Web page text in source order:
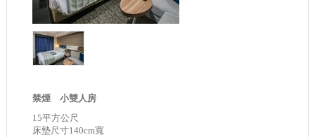
禁煙 小雙人房
15平方公尺
床墊尺寸140cm寬